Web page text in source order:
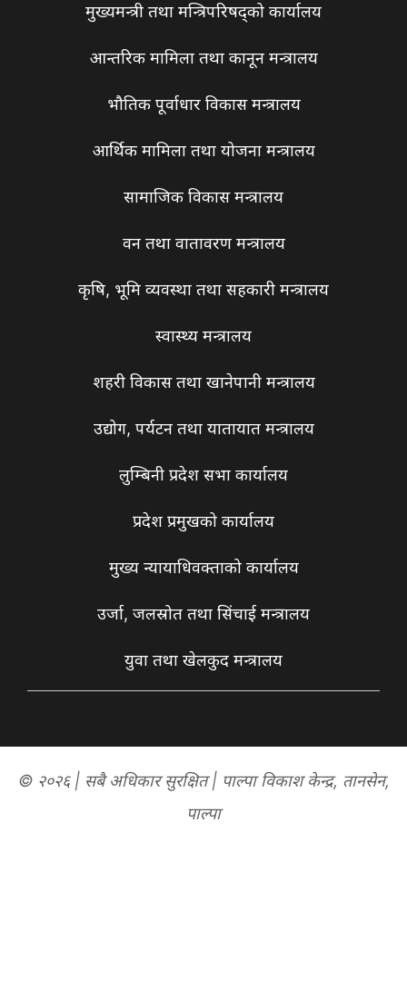
मुख्यमन्त्री तथा मन्त्रिपरिषद्को कार्यालय
आन्तरिक मामिला तथा कानून मन्त्रालय
भौतिक पूर्वाधार विकास मन्त्रालय
आर्थिक मामिला तथा योजना मन्त्रालय
सामाजिक विकास मन्त्रालय
वन तथा वातावरण मन्त्रालय
कृषि, भूमि व्यवस्था तथा सहकारी मन्त्रालय
स्वास्थ्य मन्त्रालय
शहरी विकास तथा खानेपानी मन्त्रालय
उद्योग, पर्यटन तथा यातायात मन्त्रालय
लुम्बिनी प्रदेश सभा कार्यालय
प्रदेश प्रमुखको कार्यालय
मुख्य न्यायाधिवक्ताको कार्यालय
उर्जा, जलस्रोत तथा सिंचाई मन्त्रालय
युवा तथा खेलकुद मन्त्रालय
© २०२६ | सबै अधिकार सुरक्षित | पाल्पा विकाश केन्द्र, तानसेन,
पाल्पा